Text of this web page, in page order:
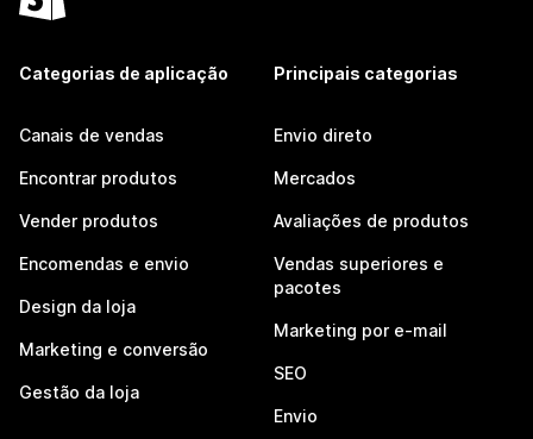
Categorias de aplicação
Canais de vendas
Encontrar produtos
Vender produtos
Encomendas e envio
Design da loja
Marketing e conversão
Gestão da loja
Principais categorias
Envio direto
Mercados
Avaliações de produtos
Vendas superiores e
pacotes
Marketing por e-mail
SEO
Envio